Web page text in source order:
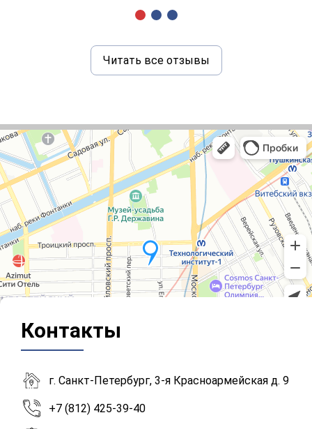
Читать все отзывы
Контакты
г. Санкт-Петербург, 3-я Красноармейская д. 9
+7 (812) 425-39-40